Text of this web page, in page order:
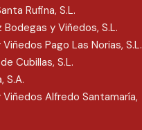
Rufina, S.L.
Bodegas y Viñedos, S.L.
Pago Las Norias, S.L.
Cubillas, S.L.
S.A.
Alfredo Santamaría,